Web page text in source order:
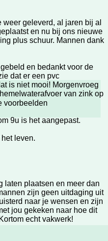
voorbeelden
geleverd, al jaren bij al
en nu bij ons nieuwe
plus schuur. Mannen dank
en bedankt voor de
dat er een pvc
is niet mooi! Morgenvroeg
van zink op
9u is het aangepast.
leven.
laten plaatsen en meer dan
zijn geen uitdaging uit
naar je wensen en zijn
jou gekeken naar hoe dit
echt vakwerk!